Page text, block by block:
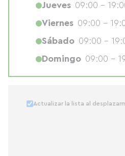
Actualizar la lista al
Jueves 09:00 -
Viernes 09:00 -
Sábado 09:00 -
Domingo 09:00 -